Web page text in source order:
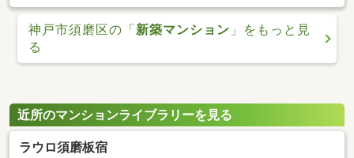
神戸市須磨区の「新築マンション 」をもっと見
る
近所のマンションライブラリーを見る
ラウロ須磨板宿